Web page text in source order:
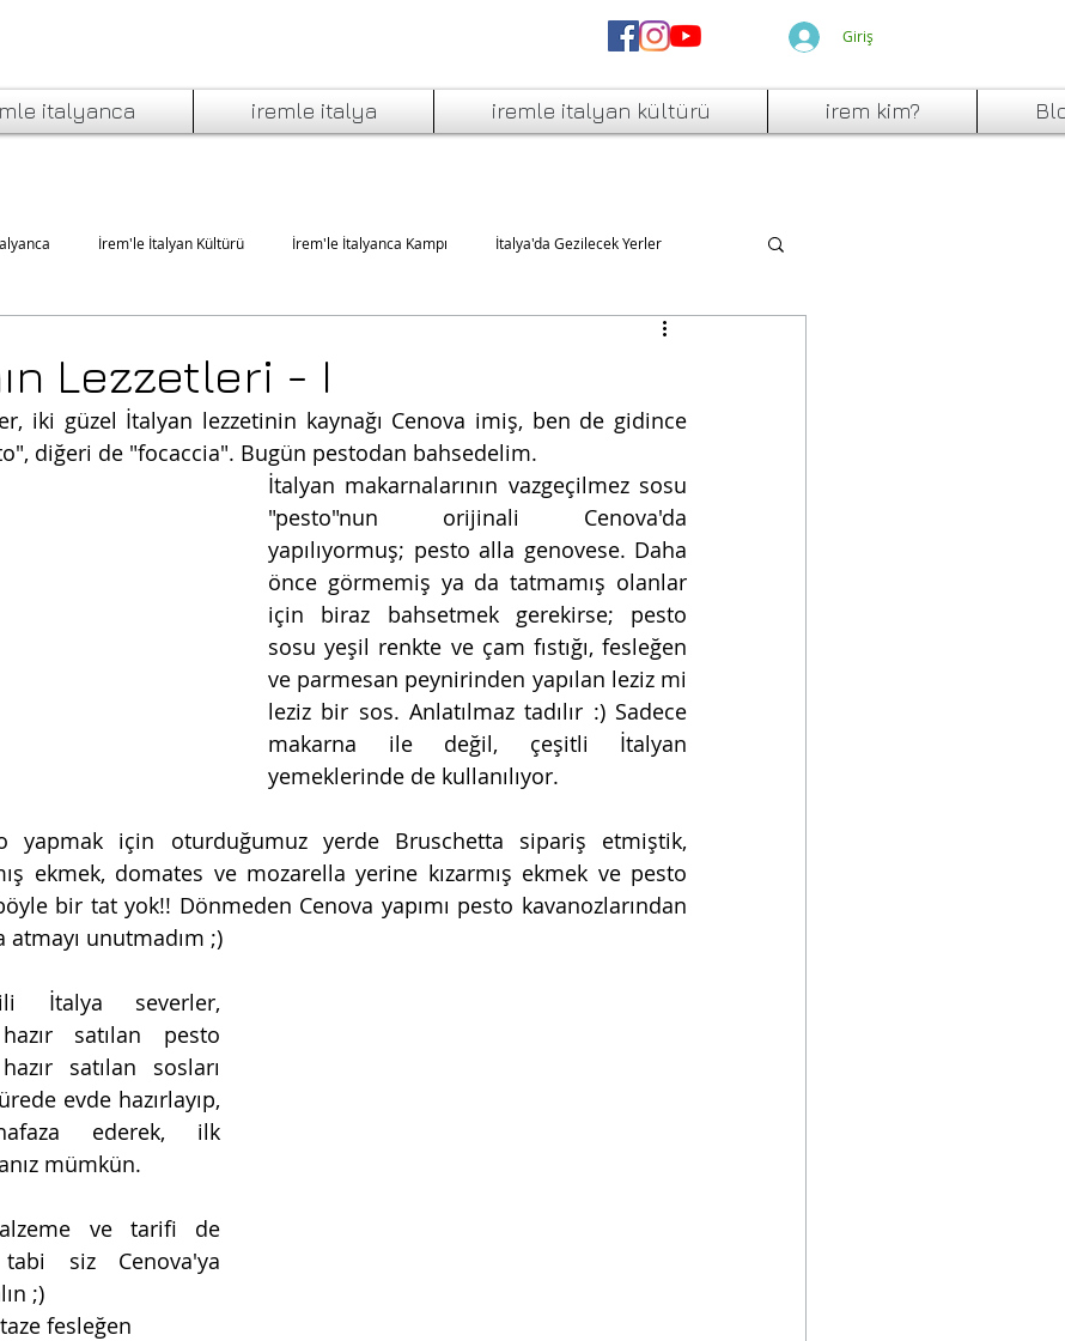
Giriş
italyanca iremle italya iremle italyan kültürü irem kim?
İrem'le İtalyan Kültürü İrem'le İtalyanca Kampı İtalya'da Gezilecek Yerler
Lezzetleri - I
iki güzel İtalyan lezzetinin kaynağı Cenova imiş, ben de gidince
diğeri de "focaccia". Bugün pestodan bahsedelim.
İtalyan makarnalarının vazgeçilmez sosu
"pesto"nun orijinali Cenova'da
yapılıyormuş; pesto alla genovese. Daha
önce görmemiş ya da tatmamış olanlar
için biraz bahsetmek gerekirse; pesto
sosu yeşil renkte ve çam fıstığı, fesleğen
ve parmesan peynirinden yapılan leziz mi
leziz bir sos. Anlatılmaz tadılır :) Sadece
makarna ile değil, çeşitli İtalyan
yemeklerinde de kullanılıyor.
yapmak için oturduğumuz yerde Bruschetta sipariş etmiştik,
ekmek, domates ve mozarella yerine kızarmış ekmek ve pesto
bir tat yok!! Dönmeden Cenova yapımı pesto kavanozlarından
atmayı unutmadım ;)
İtalya severler,
satılan pesto
satılan sosları
evde hazırlayıp,
ederek, ilk
mümkün.
ve tarifi de
siz Cenova'ya
;)
fesleğen